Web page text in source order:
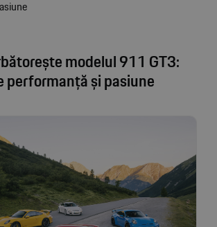
modelul 911 GT3:
performanță și pasiune